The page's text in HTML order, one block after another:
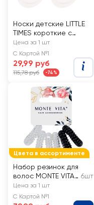
Носки детские LITTLE
TIMES короткие с
рисунком зайчик и
медвежонок, Арт.
СП1611, 2пары
Цена за 1 шт
С Картой №1
29,99 руб
115,78 руб -74%
Цвета в ассортименте
Набор резинок для
волос MONTE VITA
d=3,5см, пружинка
6шт
Цена за 1 шт
С Картой №1